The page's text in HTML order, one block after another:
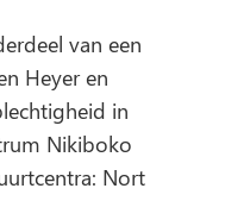
van een
Heyer en
in
Nikiboko
Nort